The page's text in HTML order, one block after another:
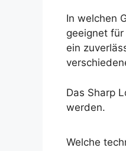
In welchen
geeignet
ein
Das Sharp
werden.
Welche